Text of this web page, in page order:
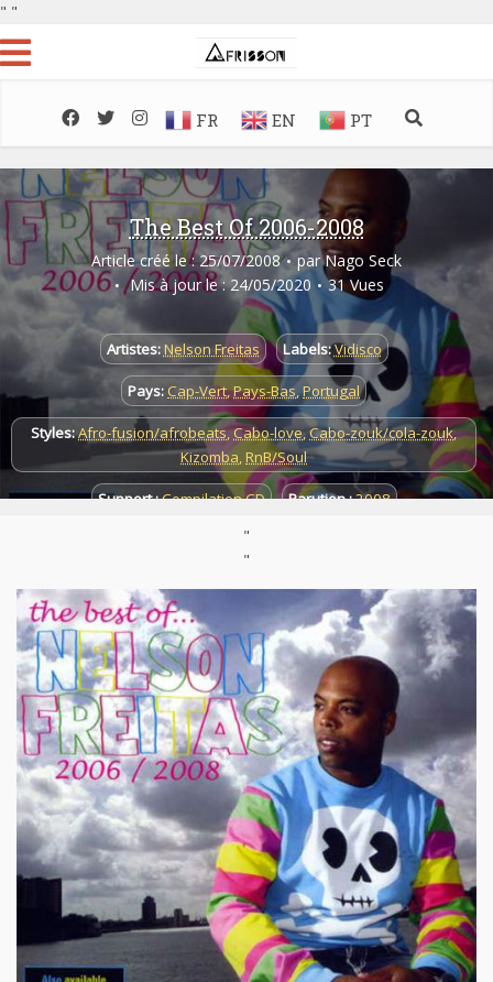
" "
FR EN PT
The Best Of 2006-2008
Article créé le : 25/07/2008 par Nago Seck
Mis à jour le : 24/05/2020
31 Vues
Artistes:Nelson Freitas Labels:Vidisco
Pays:Cap-Vert,Pays-Bas,Portugal
Styles:Afro-fusion/afrobeats,Cabo-love,Cabo-zouk/cola-zouk,
Kizomba, RnB/Soul
Support :Compilation CD Parution :2008
"
"